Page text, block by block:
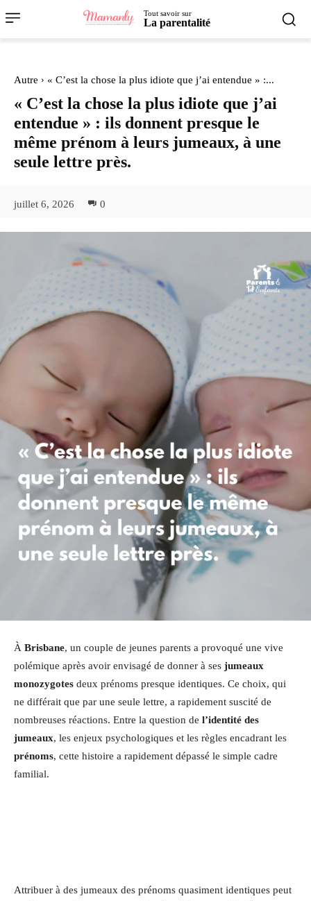
Tout savoir sur
La parentalité
Autre « C’est la chose la plus idiote que j’ai entendue » :...
« C’est la chose la plus idiote que j’ai
entendue » : ils donnent presque le
même prénom à leurs jumeaux, à une
seule lettre près.
juillet 6, 2026 0
À Brisbane, un couple de jeunes parents a provoqué une vive
polémique après avoir envisagé de donner à ses jumeaux
monozygotes deux prénoms presque identiques. Ce choix, qui
ne différait que par une seule lettre, a rapidement suscité de
nombreuses réactions. Entre la question de l’identité des
jumeaux, les enjeux psychologiques et les règles encadrant les
prénoms, cette histoire a rapidement dépassé le simple cadre
familial.
Attribuer à des jumeaux des prénoms quasiment identiques peut